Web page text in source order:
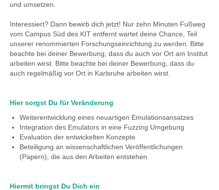
und umsetzen.
Interessiert? Dann bewirb dich jetzt! Nur zehn Minuten Fußweg
vom Campus Süd des KIT entfernt wartet deine Chance, Teil
unserer renommierten Forschungseinrichtung zu werden. Bitte
beachte bei deiner Bewerbung, dass du auch vor Ort am Institut
arbeiten wirst. Bitte beachte bei deiner Bewerbung, dass du
auch regelmäßig vor Ort in Karlsruhe arbeiten wirst.
Hier sorgst Du für Veränderung
Weiterentwicklung eines neuartigen Emulationsansatzes
Integration des Emulators in eine Fuzzing Umgebung
Evaluation der entwickelten Konzepte
Beteiligung an wissenschaftlichen Veröffentlichungen
(Papern), die aus den Arbeiten entstehen
Hiermit bringst Du Dich ein